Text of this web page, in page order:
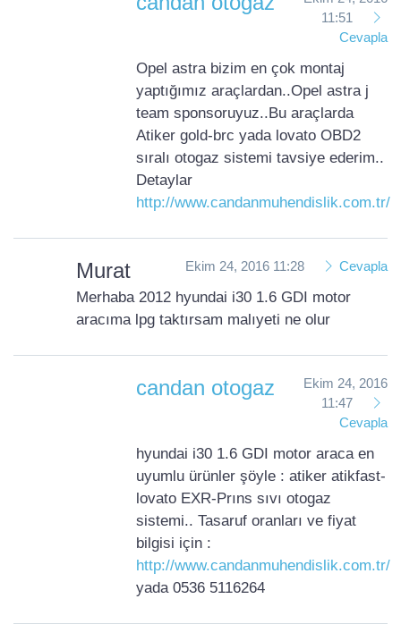
11:51
Cevapla
Opel astra bizim en çok montaj
yaptığımız araçlardan..Opel astra j
team sponsoruyuz..Bu araçlarda
Atiker gold-brc yada lovato OBD2
sıralı otogaz sistemi tavsiye ederim..
Detaylar
http://www.candanmuhendislik.com.tr/
Murat Ekim 24, 2016 11:28 Cevapla
Merhaba 2012 hyundai i30 1.6 GDI motor
aracıma lpg taktırsam malıyeti ne olur
candan otogaz
Ekim 24, 2016
11:47
Cevapla
hyundai i30 1.6 GDI motor araca en
uyumlu ürünler şöyle : atiker atikfast-
lovato EXR-Prıns sıvı otogaz
sistemi.. Tasaruf oranları ve fiyat
bilgisi için :
http://www.candanmuhendislik.com.tr/
yada 0536 5116264